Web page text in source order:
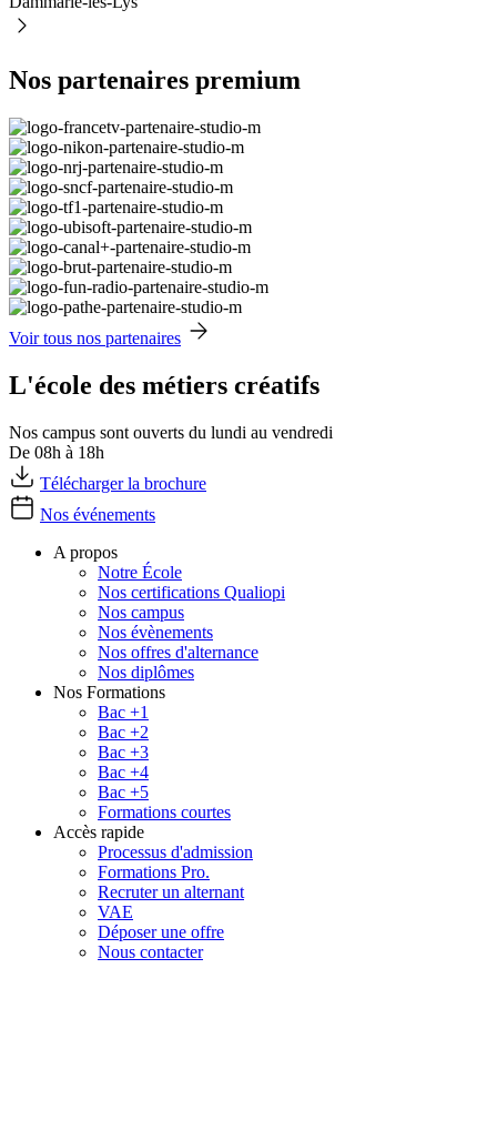
Nos partenaires premium
Voir tous nos partenaires
L'école des métiers créatifs
Nos campus sont ouverts du lundi au vendredi
De 08h à 18h
Télécharger la brochure
Nos événements
A propos
Notre École
Nos certifications Qualiopi
Nos campus
Nos évènements
Nos offres d'alternance
Nos diplômes
Nos Formations
Bac +1
Bac +2
Bac +3
Bac +4
Bac +5
Formations courtes
Accès rapide
Processus d'admission
Formations Pro.
Recruter un alternant
VAE
Déposer une offre
Nous contacter